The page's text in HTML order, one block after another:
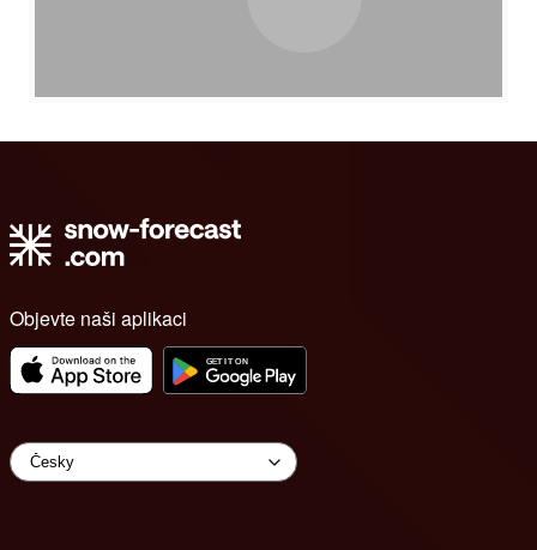
Objevte naši aplikaci